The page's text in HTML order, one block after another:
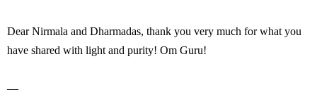
Dear Nirmala and Dharmadas, thank you very much for what you
have shared with light and purity! Om Guru!
—